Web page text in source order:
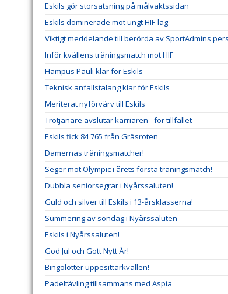
Eskils gör storsatsning på målvaktssidan
Eskils dominerade mot ungt HIF-lag
Viktigt meddelande till berörda av SportAdmins
Inför kvällens träningsmatch mot HIF
Hampus Pauli klar för Eskils
Teknisk anfallstalang klar för Eskils
Meriterat nyförvärv till Eskils
Trotjänare avslutar karriären - för tillfället
Eskils fick 84 765 från Gräsroten
Damernas träningsmatcher!
Seger mot Olympic i årets första träningsmatch!
Dubbla seniorsegrar i Nyårssaluten!
Guld och silver till Eskils i 13-årsklasserna!
Summering av söndag i Nyårssaluten
Eskils i Nyårssaluten!
God Jul och Gott Nytt År!
Bingolotter uppesittarkvällen!
Padeltävling tillsammans med Aspia